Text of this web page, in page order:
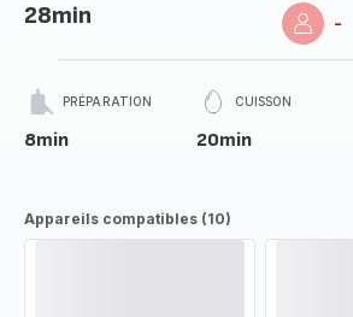
28min -
PRÉPARATION
8min
CUISSON
20min
Appareils compatibles (10)